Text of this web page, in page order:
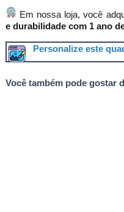
Em nossa loja, você
e durabilidade com 1 ano
Personalize este
Você também pode gostar